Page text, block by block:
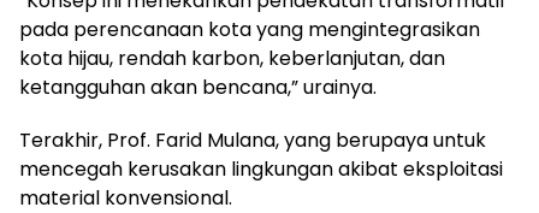
pada perencanaan kota yang mengintegrasikan
kota hijau, rendah karbon, keberlanjutan, dan
ketangguhan akan bencana,” urainya.
Terakhir, Prof. Farid Mulana, yang berupaya untuk
mencegah kerusakan lingkungan akibat eksploitasi
material konvensional.